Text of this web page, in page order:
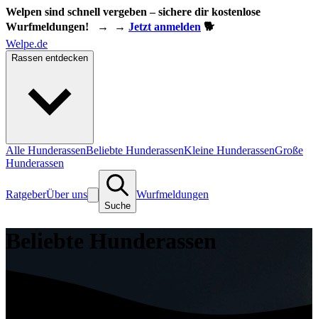
Welpen sind schnell vergeben – sichere dir kostenlose
Wurfmeldungen! → → Jetzt anmelden 🐕
Welpe.de
Rassen entdecken
Alle HunderassenBeliebte HunderassenKleine HunderassenGroße
Hunderassen
RatgeberÜber uns
Suche
Wurfmeldungen
Beliebte Hunderassen